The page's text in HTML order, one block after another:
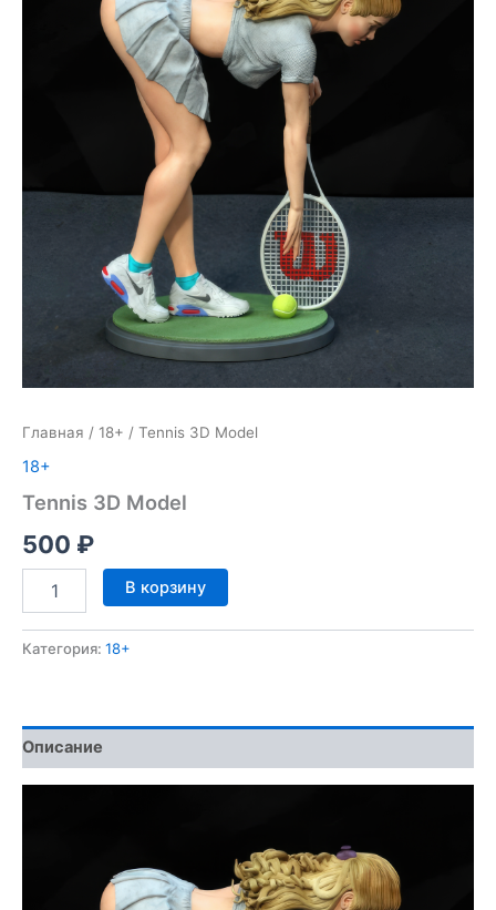
Главная / 18+ / Tennis 3D Model
18+
Tennis 3D Model
500 ₽
Количество
товара
3D
В корзину
Категория: 18+
Описание